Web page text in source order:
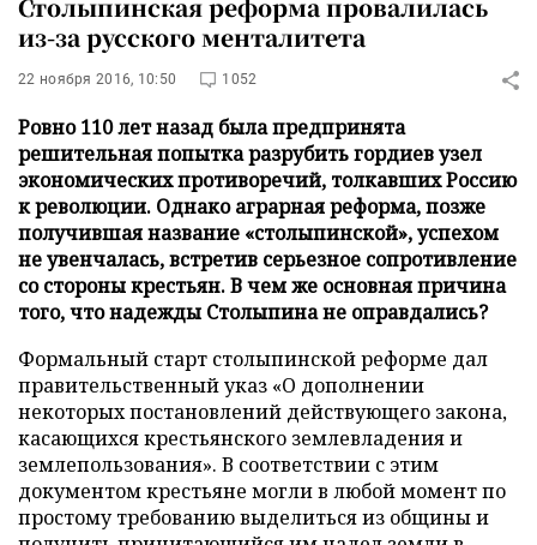
Столыпинская реформа провалилась
из-за русского менталитета
22 ноября 2016, 10:50 1052
Ровно 110 лет назад была предпринята
решительная попытка разрубить гордиев узел
экономических противоречий, толкавших Россию
к революции. Однако аграрная реформа, позже
получившая название «столыпинской», успехом
не увенчалась, встретив серьезное сопротивление
со стороны крестьян. В чем же основная причина
того, что надежды Столыпина не оправдались?
Формальный старт столыпинской реформе дал
правительственный указ «О дополнении
некоторых постановлений действующего закона,
касающихся крестьянского землевладения и
землепользования». В соответствии с этим
документом крестьяне могли в любой момент по
простому требованию выделиться из общины и